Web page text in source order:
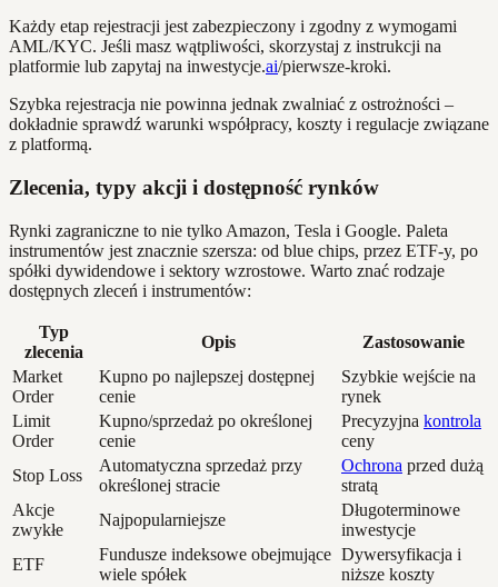
Każdy etap rejestracji jest zabezpieczony i zgodny z wymogami
AML/KYC. Jeśli masz wątpliwości, skorzystaj z instrukcji na
platformie lub zapytaj na inwestycje.ai/pierwsze-kroki.
Szybka rejestracja nie powinna jednak zwalniać z ostrożności –
dokładnie sprawdź warunki współpracy, koszty i regulacje związane
z platformą.
Zlecenia, typy akcji i dostępność rynków
Rynki zagraniczne to nie tylko Amazon, Tesla i Google. Paleta
instrumentów jest znacznie szersza: od blue chips, przez ETF-y, po
spółki dywidendowe i sektory wzrostowe. Warto znać rodzaje
dostępnych zleceń i instrumentów:
Typ
zlecenia
Opis
Zastosowanie
Market
Order
Kupno po najlepszej dostępnej
cenie
Szybkie wejście na
rynek
Limit
Order
Kupno/sprzedaż po określonej
cenie
Precyzyjna kontrola
ceny
Stop Loss
Automatyczna sprzedaż przy
określonej stracie
Ochrona przed dużą
stratą
Akcje
zwykłe
Najpopularniejsze
Długoterminowe
inwestycje
ETF
Fundusze indeksowe obejmujące
wiele spółek
Dywersyfikacja i
niższe koszty